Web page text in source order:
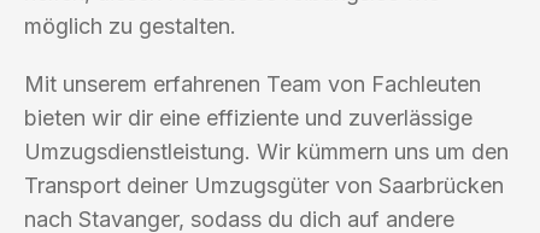
möglich zu gestalten.
Mit unserem erfahrenen Team von Fachleuten
bieten wir dir eine effiziente und zuverlässige
Umzugsdienstleistung. Wir kümmern uns um den
Transport deiner Umzugsgüter von Saarbrücken
nach Stavanger, sodass du dich auf andere